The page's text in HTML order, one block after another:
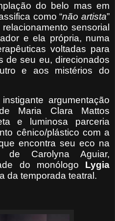
do belo mas em
como “não artista”
sensorial
e ela própria, numa
voltadas para
de seu eu, direcionados
e aos mistérios do
argumentação
Maria Clara Mattos
e luminosa parceria
cênico/plástico com a
encontra seu eco na
de Carolyna Aguiar,
do monólogo Lygia
da temporada teatral.